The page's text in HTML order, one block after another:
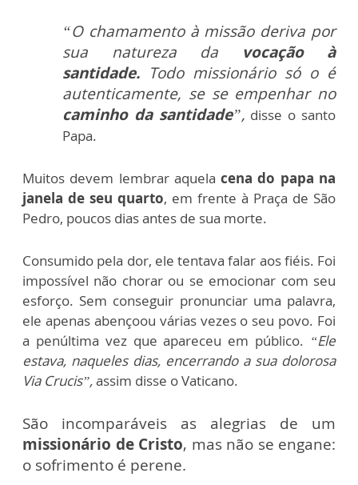
“O chamamento à missão deriva por
sua natureza da vocação à
santidade. Todo missionário só o é
autenticamente, se se empenhar no
caminho da santidade”, disse o santo
Papa.
Muitos devem lembrar aquela cena do papa na
janela de seu quarto, em frente à Praça de São
Pedro, poucos dias antes de sua morte.
Consumido pela dor, ele tentava falar aos fiéis. Foi
impossível não chorar ou se emocionar com seu
esforço. Sem conseguir pronunciar uma palavra,
ele apenas abençoou várias vezes o seu povo. Foi
a penúltima vez que apareceu em público. “Ele
estava, naqueles dias, encerrando a sua dolorosa
Via Crucis”,assim disse o Vaticano.
São incomparáveis as alegrias de um
missionário de Cristo, mas não se engane:
o sofrimento é perene.